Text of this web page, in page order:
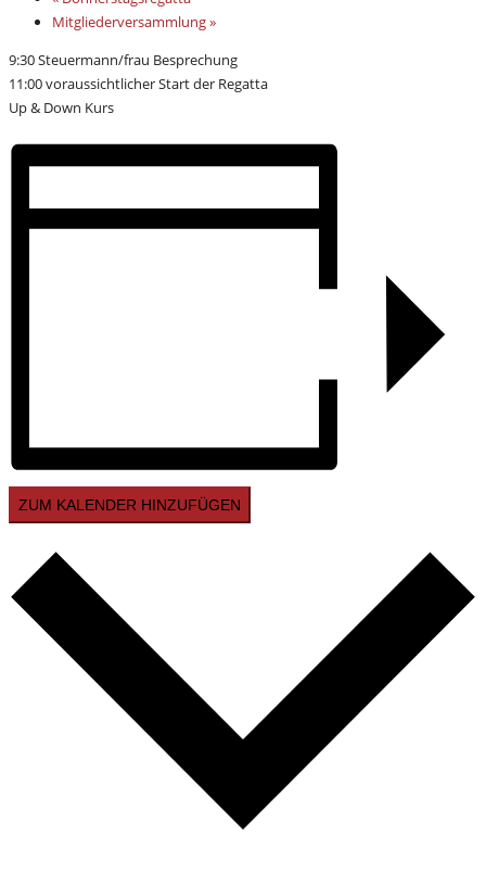
Mitgliederversammlung»
9:30 Steuermann/frau Besprechung
11:00 voraussichtlicher Start der Regatta
Up & Down Kurs
ZUM KALENDER HINZUFÜGEN